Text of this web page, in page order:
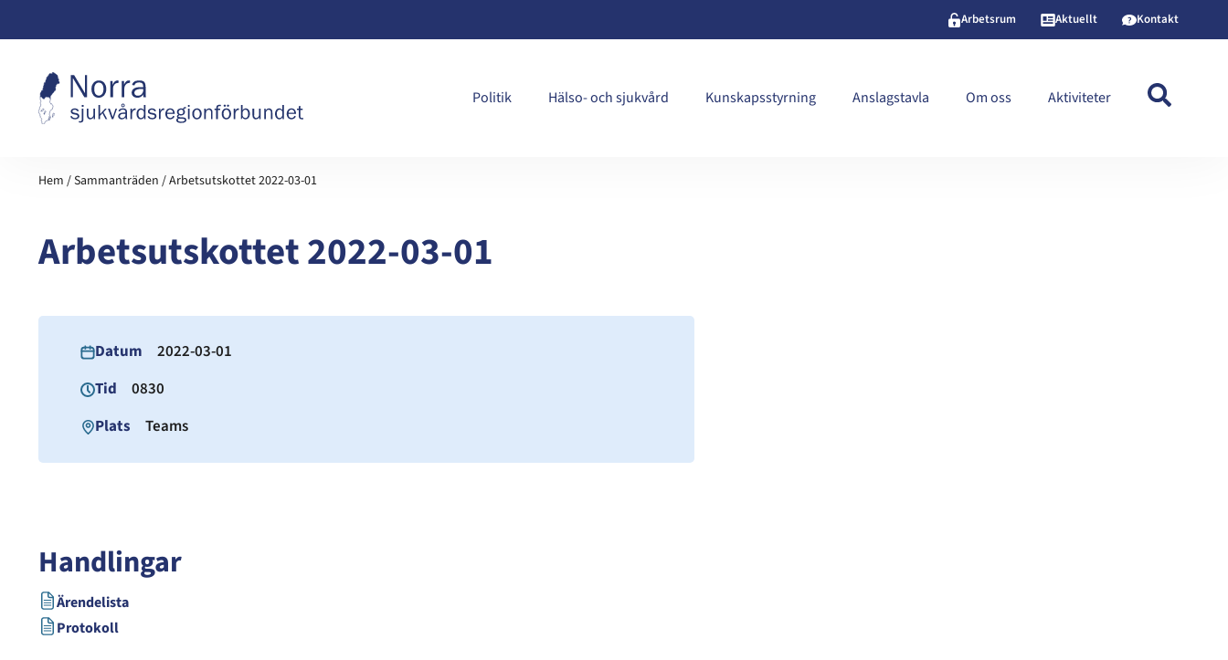
Arbetsrum Aktuellt Kontakt
Politik Hälso- och sjukvård Kunskapsstyrning Anslagstavla Om oss Aktiviteter
Hem /Sammanträden /Arbetsutskottet 2022-03-01
Arbetsutskottet 2022-03-01
Datum
2022-03-01
Tid
0830
Plats
Teams
Handlingar
Ärendelista
Protokoll